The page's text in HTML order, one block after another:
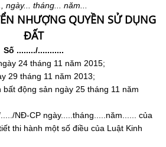
ngày... tháng... năm...
NHƯỢNG QUYỀN SỬ DỤNG
ĐẤT
Số ......../...........
24 tháng 11 năm 2015;
29 tháng 11 năm 2013;
động sản ngày 25 tháng 11 năm
NĐ-CP ngày.....tháng.....năm...... của
thi hành một số điều của Luật Kinh